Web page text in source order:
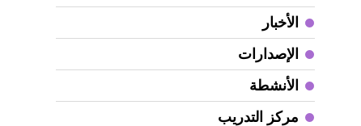
الأخبار
الإصدارات
الأنشطة
مركز التدريب